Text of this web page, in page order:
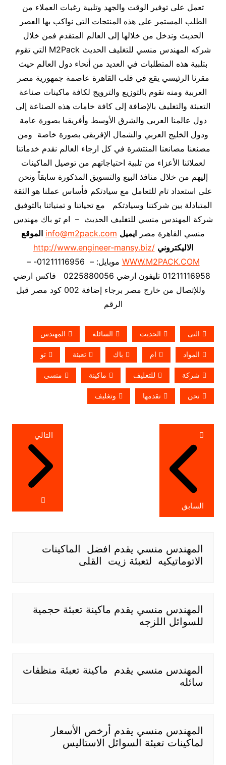
تعمل على توفير الوقت والجهد وتلبية رغبات العملاء من
الطلب المستمر على هذه المنتجات التي نواكب بها العصر
الحديث وندخل من خلالها إلى العالم المتقدم فمن خلال
شركه المهندس منسي للتغليف الحديث M2Pack التي تقوم
بتلبية هذه المتطلبات في العديد من أنحاء دول العالم حيث
مقرنا الرئيسي يقع في قلب القاهرة عاصمة جمهورية مصر
العربية ومنه نقوم بالتوزيع والترويج لكافة ماكينات صناعة
التعبئة والتغليف بالإضافة إلى كافة خامات هذه الصناعة إلى
دول عالمنا العربي والشرق الأوسط وأفريقيا بصورة عامة
ودول الخليج العربي والشمال الإفريقي بصورة خاصة ومن
مصنعنا مصانعنا المنتشرة في كل ارجاء العالم نقدم خدماتنا
لعملائنا الأعزاء من تلبية احتياجاتهم من توصيل الماكينات
إليهم من خلال منافذ البيع والتسويق المذكورة سابقاً ونحن
على استعداد تام للتعامل مع سيادتكم فأساس عملنا هو الثقة
المتبادلة بين شركتنا وسيادتكم مع تحياتنا و تمنياتنا بالتوفيق
شركة المهندس منسي للتغليف الحديث – ام تو باك مهندس
منسي القاهرة مصر ايميل info@m2pack.com الموقع
الاليكتروني http://www.engineer-mansy.biz/
WWW.M2PACK.COM
موبايل: – 01211116956- –
وللإتصال من خارج مصر برجاء إضافة 002 كود مصر قبل
الرقم
التى الحديث السائلة المهندس
المواد ام باك تعبئة تو
شركة للتغليف ماكينة منسي
نحن نقدمها وتغليف
تصفّح
المقالات
السابق
التالي
المهندس منسي يقدم افضل الماكينات
الاتوماتيكيه لتعبئة زيت القلى
المهندس منسي يقدم ماكينة تعبئة حجمية
للسوائل اللزجه
المهندس منسي يقدم ماكينة تعبئة منظفات
سائله
المهندس منسي يقدم أرخص الأسعار
لماكينات تعبئة السوائل الاستاليس